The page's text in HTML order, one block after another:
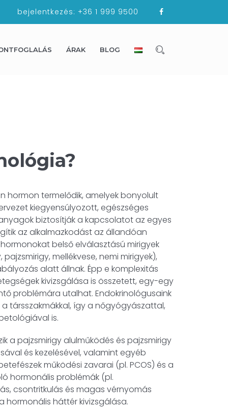
bejelentkezés: +36 1 999 9500
ÁRAK BLOG
hormon termelődik, amelyek bonyolult
kiegyensúlyozott, egészséges
biztosítják a kapcsolatot az egyes
az alkalmazkodást az állandóan
belső elválasztású mirigyek
mellékvese, nemi mirigyek),
alatt állnak. Épp e komplexitás
kivizsgálása is összetett, egy-egy
problémára utalhat. Endokrinológusaink
társszakmákkal, így a nőgyógyászattal,
is.
a pajzsmirigy alulműködés és pajzsmirigy
és kezelésével, valamint egyéb
működési zavarai (pl. PCOS) és a
hormonális problémák (pl.
csontritkulás és magas vérnyomás
hormonális háttér kivizsgálása.